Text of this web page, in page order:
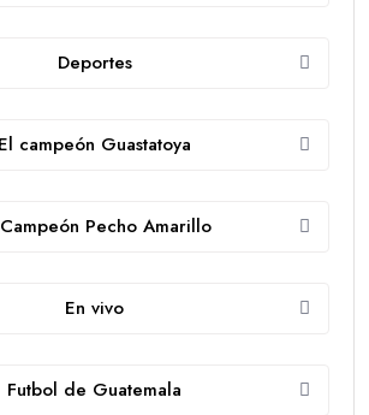
Deportes
El campeón Guastatoya
Pecho Amarillo
En vivo
Futbol de Guatemala